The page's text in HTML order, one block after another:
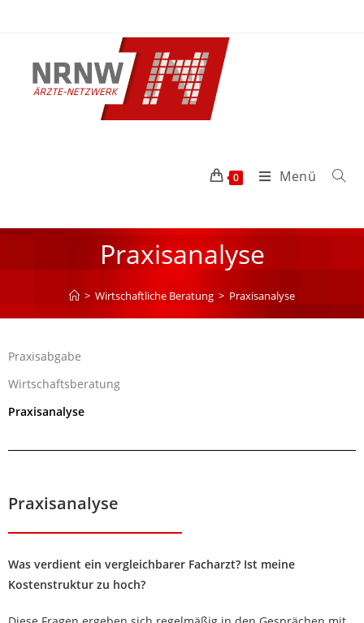
0 Menü
Praxisanalyse
> Wirtschaftliche Beratung > Praxisanalyse
Praxisabgabe
Wirtschaftsberatung
Praxisanalyse
Praxisanalyse
Was verdient ein vergleichbarer Facharzt? Ist meine
Kostenstruktur zu hoch?